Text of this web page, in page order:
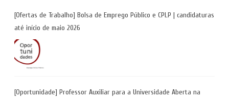
[Ofertas de Trabalho] Bolsa de Emprego Público e CPLP | candidaturas
até início de maio 2026
[Oportunidade] Professor Auxiliar para a Universidade Aberta na